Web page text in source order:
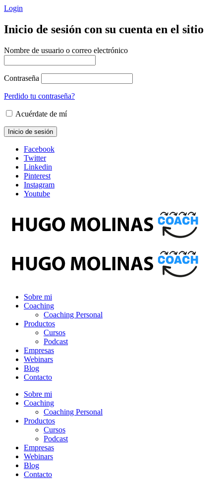
Login
Inicio de sesión con su cuenta en el sitio
Nombre de usuario o correo electrónico
Contraseña
Perdido tu contraseña?
Acuérdate de mí
Facebook
Twitter
Linkedin
Pinterest
Instagram
Youtube
Sobre mi
Coaching
Coaching Personal
Productos
Cursos
Podcast
Empresas
Webinars
Blog
Contacto
Sobre mi
Coaching
Coaching Personal
Productos
Cursos
Podcast
Empresas
Webinars
Blog
Contacto